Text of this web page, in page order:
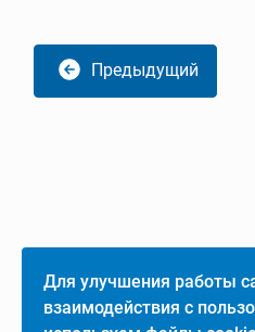
Предыдущий
Для улучшения работы
взаимодействия с